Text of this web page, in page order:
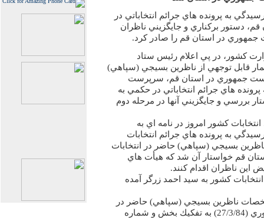
به پرونده هاي جرائم انتخاباتي در
دستور بركناري و جايگزيني ناظران
در استان قم را صادر كرد.
کشور، در پي اعلام رئيس ستاد
قابل توجهي از ناظرين بسيجي (سپاهي)
جمهوري در استان قم، سرپرست
هاي جرائم انتخاباتي در حكمي به
بررسي و جايگزيني آنها در مرحله دوم
كشور امروز در نامه اي به
به پرونده هاي جرائم انتخابات
بسيجي (سپاهي) حاضر در انتخابات
قم خواستار آن شد كه هيأت هاي
ناظران اقدام كنند.
كشور به سيد احمد زرگر آمده
ناظرين بسيجي (سپاهي) حاضر در
انتخابات مرحله اول رياست جمهوري (27/3/84) به تفكيك بخش و شماره